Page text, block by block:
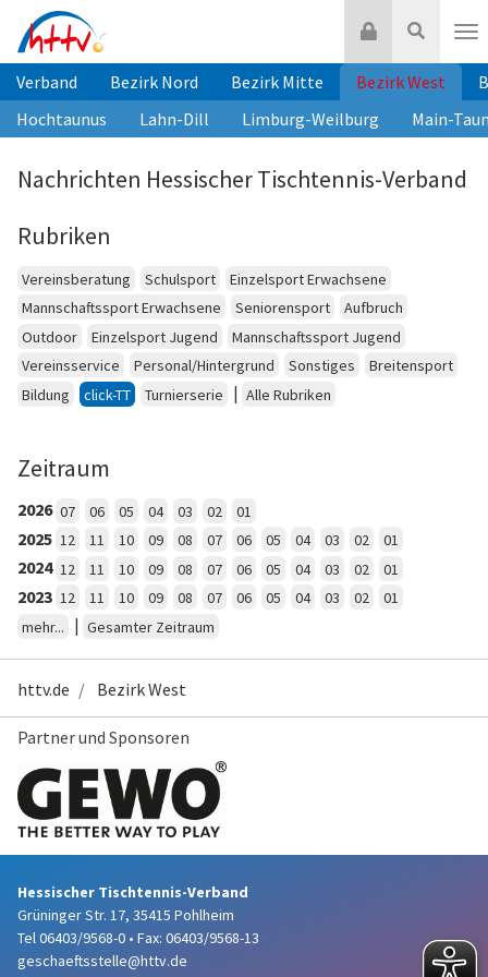
Inhalt
springen
Suche
Login
Verband Bezirk Nord Bezirk Mitte Bezirk West
Hochtaunus
Lahn-Dill Limburg-Weilburg Main-
Nachrichten Hessischer Tischtennis-Verband
Rubriken
Vereinsberatung Schulsport
Einzelsport Erwachsene
Mannschaftssport Erwachsene
Seniorensport
Aufbruch
Outdoor
Einzelsport Jugend
Mannschaftssport Jugend
Vereinsservice
Personal/Hintergrund Sonstiges
Breitensport
Bildung
click-TT Turnierserie | Alle Rubriken
Zeitraum
2026 07 06 05 04 03 02 01
2025 12 11 10 09 08 07 06 05 04 03 02 01
2024 12 11 10 09 08 07 06 05 04 03 02 01
2023 12 11 10 09 08 07 06 05 04 03 02
01
mehr...
| Gesamter Zeitraum
httv.de Bezirk West
Partner und Sponsoren
Hessischer Tischtennis-Verband
Grüninger Str. 17, 35415 Pohlheim
Tel 06403/9568-0 • Fax: 06403/9568-13
geschaeftsstelle@httv.de